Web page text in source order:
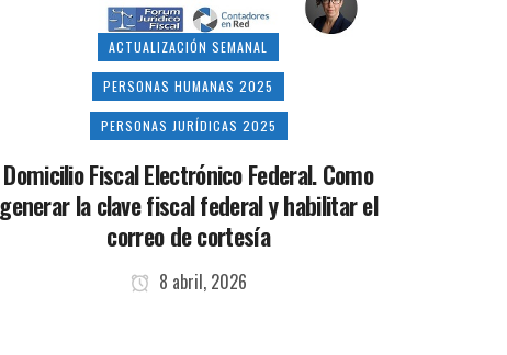
ACTUALIZACIÓN SEMANAL
PERSONAS HUMANAS 2025
PERSONAS JURÍDICAS 2025
Domicilio Fiscal Electrónico Federal. Como
generar la clave fiscal federal y habilitar el
correo de cortesía
8 abril, 2026